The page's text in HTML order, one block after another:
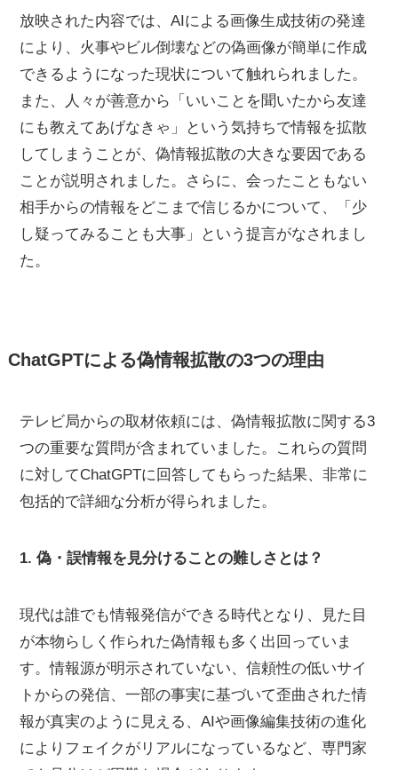
放映された内容では、AIによる画像生成技術の発達
により、火事やビル倒壊などの偽画像が簡単に作成
できるようになった現状について触れられました。
また、人々が善意から「いいことを聞いたから友達
にも教えてあげなきゃ」という気持ちで情報を拡散
してしまうことが、偽情報拡散の大きな要因である
ことが説明されました。さらに、会ったこともない
相手からの情報をどこまで信じるかについて、「少
し疑ってみることも大事」という提言がなされまし
た。
ChatGPTによる偽情報拡散の3つの理由
テレビ局からの取材依頼には、偽情報拡散に関する3
つの重要な質問が含まれていました。これらの質問
に対してChatGPTに回答してもらった結果、非常に
包括的で詳細な分析が得られました。
1. 偽・誤情報を見分けることの難しさとは？
現代は誰でも情報発信ができる時代となり、見た目
が本物らしく作られた偽情報も多く出回っていま
す。情報源が明示されていない、信頼性の低いサイ
トからの発信、一部の事実に基づいて歪曲された情
報が真実のように見える、AIや画像編集技術の進化
によりフェイクがリアルになっているなど、専門家